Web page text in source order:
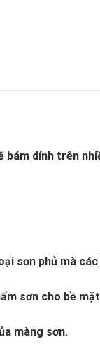
bám dính trên
sơn phủ mà
sơn cho bề
màng sơn.